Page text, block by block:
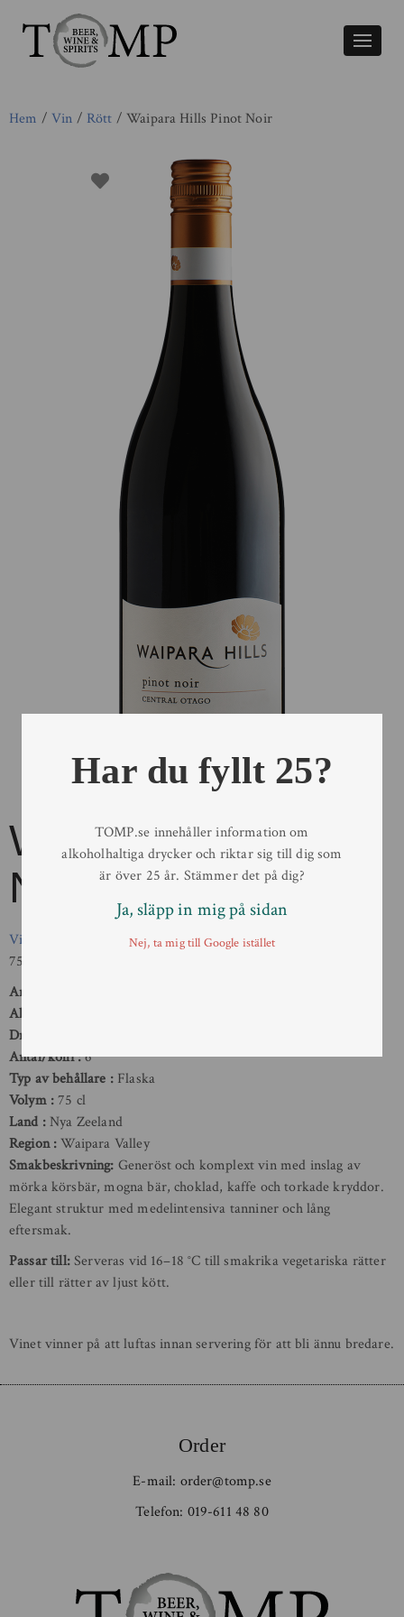
Växla
Hem / Vin / Rött / Waipara Hills Pinot Noir
Waipara Hills Pinot
Noir
Vin
75 cl
Artikelnr:
Alkoholhalt
Druva
Antal/kolli 6
Typ av behållare
Flaska
Volym 75 cl
Land
Nya Zeeland
Region Waipara Valley
Smakbeskrivning: Generöst och komplext vin med inslag av
mörka körsbär, mogna bär, choklad, kaffe och torkade kryddor.
Elegant struktur med medelintensiva tanniner och lång
eftersmak.
Passar till:Serveras vid 16–18 °C till smakrika vegetariska rätter
eller till rätter av ljust kött.
Vinet vinner på att luftas innan servering för att bli ännu bredare.
Order
E-mail: order@tomp.se
Telefon: 019-611 48 80
Har du fyllt 25?
TOMP.se innehåller information om
alkoholhaltiga drycker och riktar sig till dig som
är över 25 år. Stämmer det på dig?
Ja, släpp in mig på sidan
Nej, ta mig till Google istället